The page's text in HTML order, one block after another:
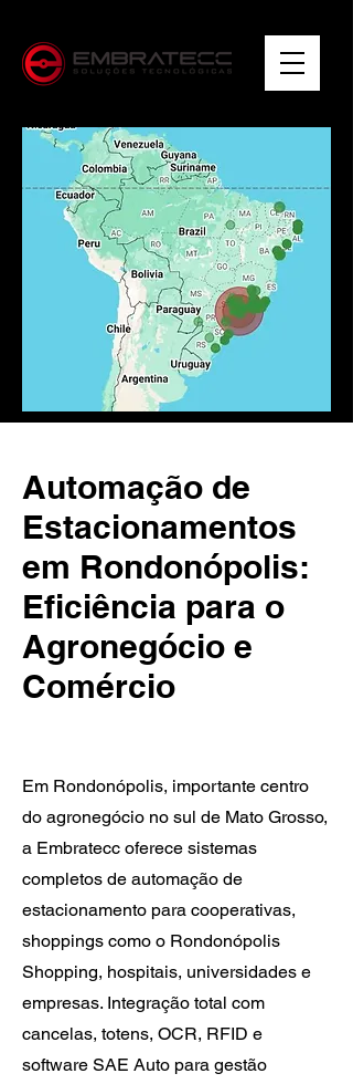
Automação de
Estacionamentos
em Rondonópolis:
Eficiência para o
Agronegócio e
Comércio
Em Rondonópolis, importante centro
do agronegócio no sul de Mato Grosso,
a Embratecc oferece sistemas
completos de automação de
estacionamento para cooperativas,
shoppings como o Rondonópolis
Shopping, hospitais, universidades e
empresas. Integração total com
cancelas, totens, OCR, RFID e
software SAE Auto para gestão